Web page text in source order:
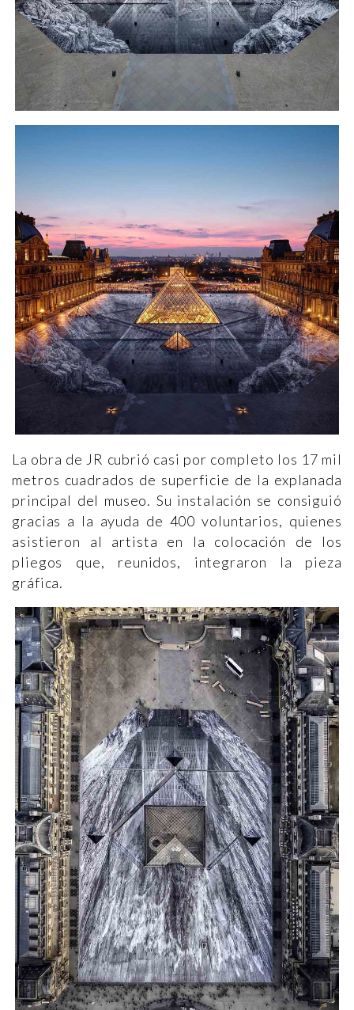
La obra de JR cubrió casi por completo los 17 mil
metros cuadrados de superficie de la explanada
principal del museo. Su instalación se consiguió
gracias a la ayuda de 400 voluntarios, quienes
asistieron al artista en la colocación de los
pliegos que, reunidos, integraron la pieza
gráfica.